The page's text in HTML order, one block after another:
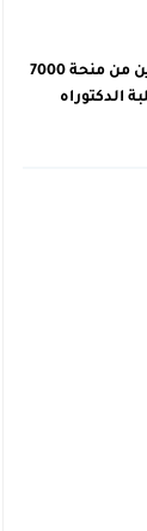
لوائح المستفيدين من منحة 7000
الدكتوراه